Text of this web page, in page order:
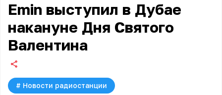
Emin выступил в Дубае
накануне Дня Святого
Валентина
# Новости радиостанции